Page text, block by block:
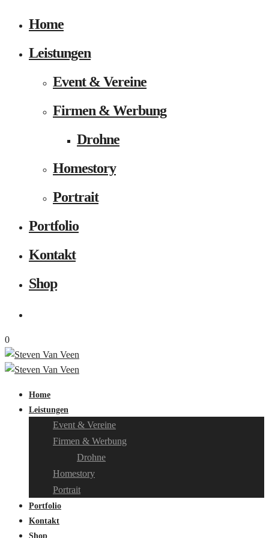
Home
Leistungen
Event & Vereine
Firmen & Werbung
Drohne
Homestory
Portrait
Portfolio
Kontakt
Shop
0
Home
Leistungen
Event & Vereine
Firmen & Werbung
Drohne
Homestory
Portrait
Portfolio
Kontakt
Shop